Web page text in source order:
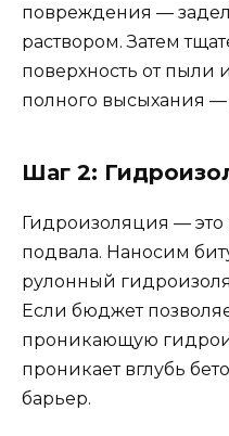
повреждения —
раствором. Затем
поверхность от пыли
полного высыхания —
Шаг 2:
Гидроизоляция — это
подвала. Наносим
рулонный
Если бюджет
проникающую
проникает вглубь
барьер.